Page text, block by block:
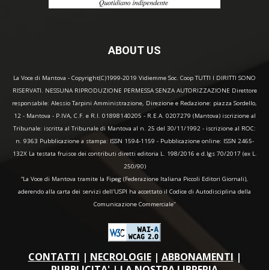
ABOUT US
La Voce di Mantova - Copyright(C)1999-2019 Vidiemme Soc. Coop TUTTI I DIRITTI SONO
RISERVATI. NESSUNA RIPRODUZIONE PERMESSA SENZA AUTORIZZAZIONE Direttore
responsabile: Alessio Tarpini Amministrazione, Direzione e Redazione: piazza Sordello,
12 - Mantova - P.IVA, C.F. e R.I. 01898140205 - R.E.A. 0207279 (Mantova) iscrizione al
Tribunale: iscritta al Tribunale di Mantova al n. 25 del 30/11/1992 - iscrizione al ROC:
n. 9363 Pubblicazione a stampa: ISSN 1594-1159 - Pubblicazione online: ISSN 2465-
132X La testata fruisce dei contributi diretti editoria L. 198/2016 e d.lgs 70/2017 (ex L.
250/90)
“La Voce di Mantova tramite la Fipeg (Federazione Italiana Piccoli Editori Giornali),
aderendo alla carta dei servizi dell'USPI ha accettato il Codice di Autodisciplina della
Comunicazione Commerciale"
CONTATTI | NECROLOGIE| ABBONAMENTI |